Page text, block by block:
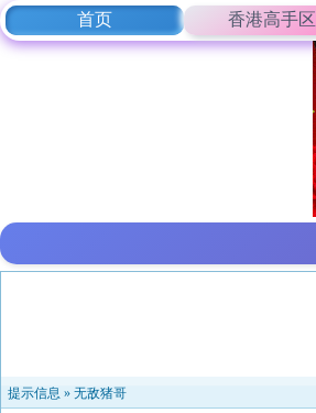
首页 香港高手区
提示信息 » 无敌猪哥